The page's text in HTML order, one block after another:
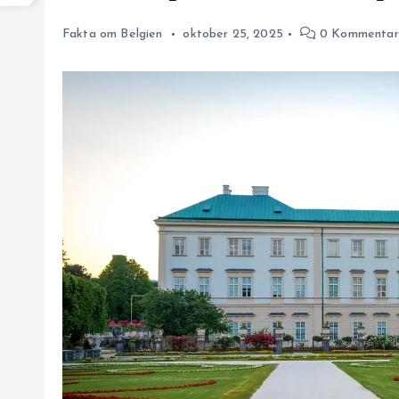
Fakta om Belgien oktober 25, 2025 0